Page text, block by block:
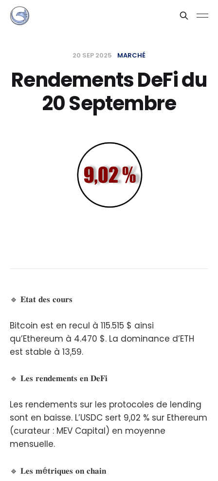
20 SEP 2025 MARCHÉ
Rendements DeFi du
20 Septembre
🔹 𝐄𝐭𝐚𝐭 𝐝𝐞𝐬 𝐜𝐨𝐮𝐫𝐬
Bitcoin est en recul à 115.515 $ ainsi
qu’Ethereum à 4.470 $. La dominance d’ETH
est stable à 13,59.
🔹 𝐋𝐞𝐬 𝐫𝐞𝐧𝐝𝐞𝐦𝐞𝐧𝐭𝐬 𝐞𝐧 𝐃𝐞𝐅𝐢
Les rendements sur les protocoles de lending
sont en baisse. L’USDC sert 9,02 % sur Ethereum
(curateur : MEV Capital) en moyenne
mensuelle.
🔹 𝐋𝐞𝐬 𝐦é𝐭𝐫𝐢𝐪𝐮𝐞𝐬 𝐨𝐧 𝐜𝐡𝐚𝐢𝐧